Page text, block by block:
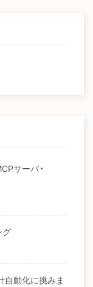
サーバ・
グ
自動化に挑みま